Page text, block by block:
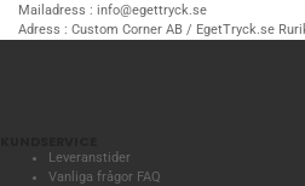
Mailadress : info@egettryck.se
Adress : Custom Corner AB / EgetTryck.se
Leveranstider
Vanliga frågor FAQ